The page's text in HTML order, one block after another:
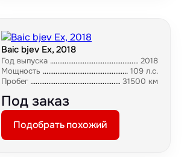
Baic bjev Ex, 2018
Год выпуска
2018
Мощность
109 л.с.
Пробег
31500 км
Под заказ
Подобрать похожий